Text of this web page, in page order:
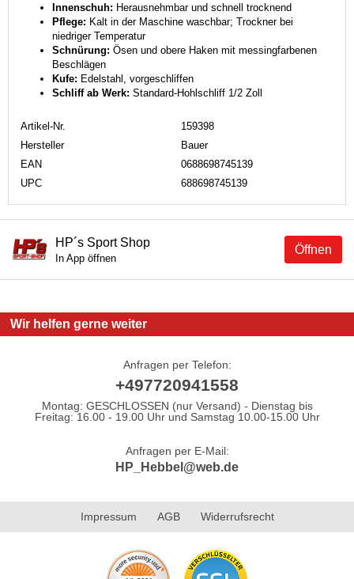
Innenschuh: Herausnehmbar und schnell trocknend
Pflege: Kalt in der Maschine waschbar; Trockner bei
niedriger Temperatur
Schnürung: Ösen und obere Haken mit messingfarbenen
Beschlägen
Kufe: Edelstahl, vorgeschliffen
Schliff ab Werk: Standard-Hohlschliff 1/2 Zoll
Artikel-Nr.
159398
Hersteller
Bauer
EAN
0688698745139
UPC
688698745139
Öffnen
HP´s Sport Shop
In App öffnen
Wir helfen gerne weiter
Anfragen per Telefon:
+497720941558
Montag: GESCHLOSSEN (nur Versand) - Dienstag bis
Freitag: 16.00 - 19.00 Uhr und Samstag 10.00-15.00 Uhr
Anfragen per E-Mail:
HP_Hebbel@web.de
Impressum AGB Widerrufsrecht